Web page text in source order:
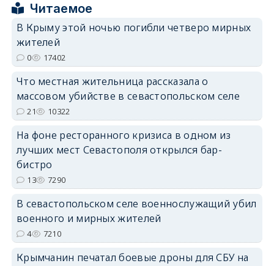
Читаемое
В Крыму этой ночью погибли четверо мирных
жителей
0 17402
Что местная жительница рассказала о
массовом убийстве в севастопольском селе
21 10322
На фоне ресторанного кризиса в одном из
лучших мест Севастополя открылся бар-
бистро
13 7290
В севастопольском селе военнослужащий убил
военного и мирных жителей
4 7210
Крымчанин печатал боевые дроны для СБУ на